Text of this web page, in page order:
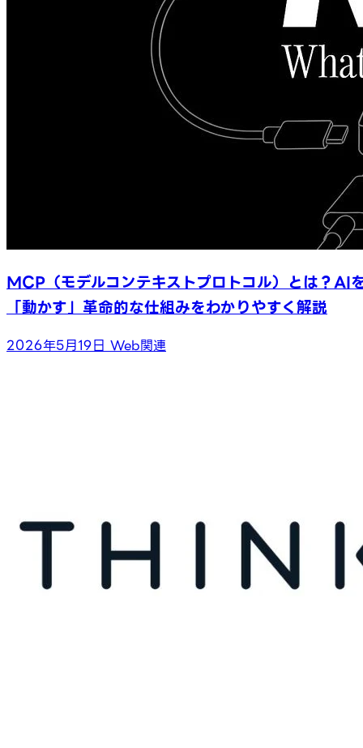
MCP（モデルコンテキストプロトコル）とは？AI
「動かす」革命的な仕組みをわかりやすく解説
2026年5月19日 Web関連